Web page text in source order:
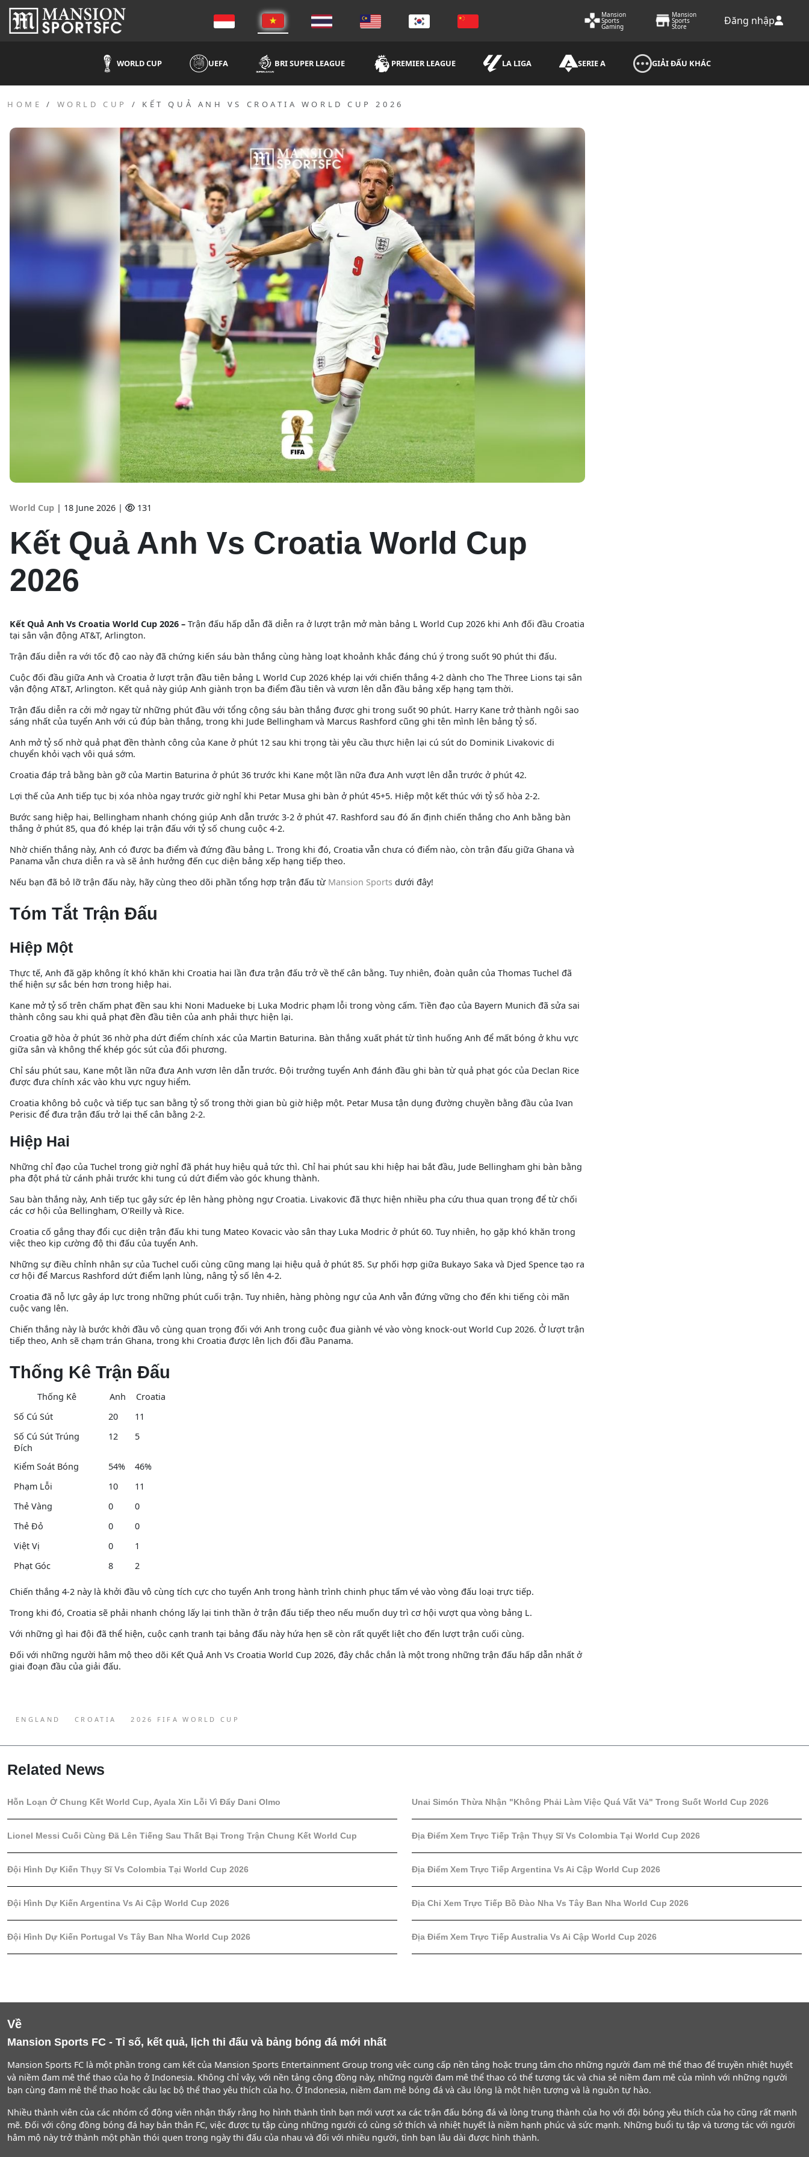
Mansion
Sports
Gaming
Mansion
Sports
Store Đăng nhập
WORLD CUP UEFA BRI SUPER LEAGUE PREMIER LEAGUE LA LIGA SERIE A GIẢI ĐẤU KHÁC
HOME WORLD CUP KẾT QUẢ ANH VS CROATIA WORLD CUP 2026
World Cup | 18 June 2026 | 131
Kết Quả Anh Vs Croatia World Cup
2026
Kết Quả Anh Vs Croatia World Cup 2026 – Trận đấu hấp dẫn đã diễn ra ở lượt trận mở màn bảng L World Cup 2026 khi Anh đối đầu Croatia
tại sân vận động AT&T, Arlington.
Trận đấu diễn ra với tốc độ cao này đã chứng kiến sáu bàn thắng cùng hàng loạt khoảnh khắc đáng chú ý trong suốt 90 phút thi đấu.
Cuộc đối đầu giữa Anh và Croatia ở lượt trận đầu tiên bảng L World Cup 2026 khép lại với chiến thắng 4-2 dành cho The Three Lions tại sân
vận động AT&T, Arlington. Kết quả này giúp Anh giành trọn ba điểm đầu tiên và vươn lên dẫn đầu bảng xếp hạng tạm thời.
Trận đấu diễn ra cởi mở ngay từ những phút đầu với tổng cộng sáu bàn thắng được ghi trong suốt 90 phút. Harry Kane trở thành ngôi sao
sáng nhất của tuyển Anh với cú đúp bàn thắng, trong khi Jude Bellingham và Marcus Rashford cũng ghi tên mình lên bảng tỷ số.
Anh mở tỷ số nhờ quả phạt đền thành công của Kane ở phút 12 sau khi trọng tài yêu cầu thực hiện lại cú sút do Dominik Livakovic di
chuyển khỏi vạch vôi quá sớm.
Croatia đáp trả bằng bàn gỡ của Martin Baturina ở phút 36 trước khi Kane một lần nữa đưa Anh vượt lên dẫn trước ở phút 42.
Lợi thế của Anh tiếp tục bị xóa nhòa ngay trước giờ nghỉ khi Petar Musa ghi bàn ở phút 45+5. Hiệp một kết thúc với tỷ số hòa 2-2.
Bước sang hiệp hai, Bellingham nhanh chóng giúp Anh dẫn trước 3-2 ở phút 47. Rashford sau đó ấn định chiến thắng cho Anh bằng bàn
thắng ở phút 85, qua đó khép lại trận đấu với tỷ số chung cuộc 4-2.
Nhờ chiến thắng này, Anh có được ba điểm và đứng đầu bảng L. Trong khi đó, Croatia vẫn chưa có điểm nào, còn trận đấu giữa Ghana và
Panama vẫn chưa diễn ra và sẽ ảnh hưởng đến cục diện bảng xếp hạng tiếp theo.
Nếu bạn đã bỏ lỡ trận đấu này, hãy cùng theo dõi phần tổng hợp trận đấu từ Mansion Sports dưới đây!
Tóm Tắt Trận Đấu
Hiệp Một
Thực tế, Anh đã gặp không ít khó khăn khi Croatia hai lần đưa trận đấu trở về thế cân bằng. Tuy nhiên, đoàn quân của Thomas Tuchel đã
thể hiện sự sắc bén hơn trong hiệp hai.
Kane mở tỷ số trên chấm phạt đền sau khi Noni Madueke bị Luka Modric phạm lỗi trong vòng cấm. Tiền đạo của Bayern Munich đã sửa sai
thành công sau khi quả phạt đền đầu tiên của anh phải thực hiện lại.
Croatia gỡ hòa ở phút 36 nhờ pha dứt điểm chính xác của Martin Baturina. Bàn thắng xuất phát từ tình huống Anh để mất bóng ở khu vực
giữa sân và không thể khép góc sút của đối phương.
Chỉ sáu phút sau, Kane một lần nữa đưa Anh vươn lên dẫn trước. Đội trưởng tuyển Anh đánh đầu ghi bàn từ quả phạt góc của Declan Rice
được đưa chính xác vào khu vực nguy hiểm.
Croatia không bỏ cuộc và tiếp tục san bằng tỷ số trong thời gian bù giờ hiệp một. Petar Musa tận dụng đường chuyền bằng đầu của Ivan
Perisic để đưa trận đấu trở lại thế cân bằng 2-2.
Hiệp Hai
Những chỉ đạo của Tuchel trong giờ nghỉ đã phát huy hiệu quả tức thì. Chỉ hai phút sau khi hiệp hai bắt đầu, Jude Bellingham ghi bàn bằng
pha đột phá từ cánh phải trước khi tung cú dứt điểm vào góc khung thành.
Sau bàn thắng này, Anh tiếp tục gây sức ép lên hàng phòng ngự Croatia. Livakovic đã thực hiện nhiều pha cứu thua quan trọng để từ chối
các cơ hội của Bellingham, O'Reilly và Rice.
Croatia cố gắng thay đổi cục diện trận đấu khi tung Mateo Kovacic vào sân thay Luka Modric ở phút 60. Tuy nhiên, họ gặp khó khăn trong
việc theo kịp cường độ thi đấu của tuyển Anh.
Những sự điều chỉnh nhân sự của Tuchel cuối cùng cũng mang lại hiệu quả ở phút 85. Sự phối hợp giữa Bukayo Saka và Djed Spence tạo ra
cơ hội để Marcus Rashford dứt điểm lạnh lùng, nâng tỷ số lên 4-2.
Croatia đã nỗ lực gây áp lực trong những phút cuối trận. Tuy nhiên, hàng phòng ngự của Anh vẫn đứng vững cho đến khi tiếng còi mãn
cuộc vang lên.
Chiến thắng này là bước khởi đầu vô cùng quan trọng đối với Anh trong cuộc đua giành vé vào vòng knock-out World Cup 2026. Ở lượt trận
tiếp theo, Anh sẽ chạm trán Ghana, trong khi Croatia được lên lịch đối đầu Panama.
Thống Kê Trận Đấu
Thống Kê Anh
Croatia
Số Cú Sút
20
11
Số Cú Sút Trúng
Đích
12 5
Kiểm Soát Bóng 54%
46%
Phạm Lỗi
10
11
Thẻ Vàng
0
0
Thẻ Đỏ
0
0
Việt Vị
0
1
Phạt Góc
8 2
Chiến thắng 4-2 này là khởi đầu vô cùng tích cực cho tuyển Anh trong hành trình chinh phục tấm vé vào vòng đấu loại trực tiếp.
Trong khi đó, Croatia sẽ phải nhanh chóng lấy lại tinh thần ở trận đấu tiếp theo nếu muốn duy trì cơ hội vượt qua vòng bảng L.
Với những gì hai đội đã thể hiện, cuộc cạnh tranh tại bảng đấu này hứa hẹn sẽ còn rất quyết liệt cho đến lượt trận cuối cùng.
Đối với những người hâm mộ theo dõi Kết Quả Anh Vs Croatia World Cup 2026, đây chắc chắn là một trong những trận đấu hấp dẫn nhất ở
giai đoạn đầu của giải đấu.
ENGLAND CROATIA 2026 FIFA WORLD CUP
Related News
Hỗn Loạn Ở Chung Kết World Cup, Ayala Xin Lỗi Vì Đẩy Dani Olmo Unai Simón Thừa Nhận "Không Phải Làm Việc Quá Vất Vả" Trong Suốt World Cup 2026
Lionel Messi Cuối Cùng Đã Lên Tiếng Sau Thất Bại Trong Trận Chung Kết World Cup Địa Điểm Xem Trực Tiếp Trận Thụy Sĩ Vs Colombia Tại World Cup 2026
Đội Hình Dự Kiến Thụy Sĩ Vs Colombia Tại World Cup 2026 Địa Điểm Xem Trực Tiếp Argentina Vs Ai Cập World Cup 2026
Đội Hình Dự Kiến Argentina Vs Ai Cập World Cup 2026 Địa Chỉ Xem Trực Tiếp Bồ Đào Nha Vs Tây Ban Nha World Cup 2026
Đội Hình Dự Kiến Portugal Vs Tây Ban Nha World Cup 2026 Địa Điểm Xem Trực Tiếp Australia Vs Ai Cập World Cup 2026
Về
Mansion Sports FC - Tỉ số, kết quả, lịch thi đấu và bảng bóng đá mới nhất
Mansion Sports FC là một phần trong cam kết của Mansion Sports Entertainment Group trong việc cung cấp nền tảng hoặc trung tâm cho những người đam mê thể thao để truyền nhiệt huyết
và niềm đam mê thể thao của họ ở Indonesia. Không chỉ vậy, với nền tảng cộng đồng này, những người đam mê thể thao có thể tương tác và chia sẻ niềm đam mê của mình với những người
bạn cùng đam mê thể thao hoặc câu lạc bộ thể thao yêu thích của họ. Ở Indonesia, niềm đam mê bóng đá và cầu lông là một hiện tượng và là nguồn tự hào.
Nhiều thành viên của các nhóm cổ động viên nhận thấy rằng họ hình thành tình bạn mới vượt xa các trận đấu bóng đá và lòng trung thành của họ với đội bóng yêu thích của họ cũng rất mạnh
mẽ. Đối với cộng đồng bóng đá hay bản thân FC, việc được tụ tập cùng những người có cùng sở thích và nhiệt huyết là niềm hạnh phúc và sức mạnh. Những buổi tụ tập và tương tác với người
hâm mộ này trở thành một phần thói quen trong ngày thi đấu của nhau và đối với nhiều người, tình bạn lâu dài được hình thành.